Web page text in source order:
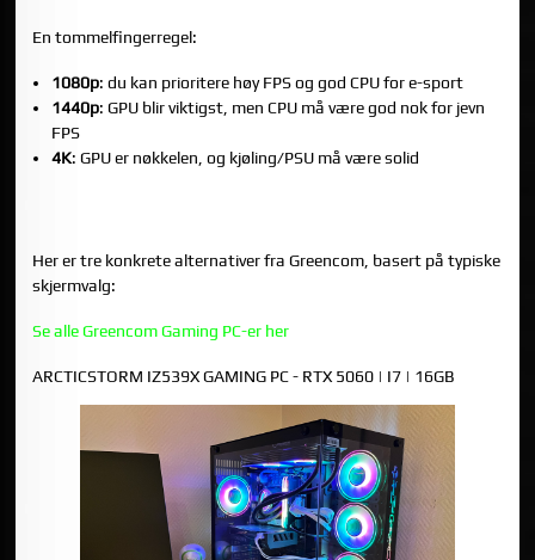
En tommelfingerregel:
1080p: du kan prioritere høy FPS og god CPU for e-sport
1440p: GPU blir viktigst, men CPU må være god nok for jevn
FPS
4K: GPU er nøkkelen, og kjøling/PSU må være solid
Her er tre konkrete alternativer fra Greencom, basert på typiske
skjermvalg:
Se alle Greencom Gaming PC-er her
ARCTICSTORM IZ539X GAMING PC - RTX 5060 | I7 | 16GB